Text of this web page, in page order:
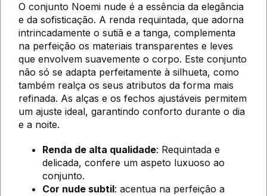
O conjunto Noemi nude é a essência da elegância
e da sofisticação. A renda requintada, que adorna
intrincadamente o sutiã e a tanga, complementa
na perfeição os materiais transparentes e leves
que envolvem suavemente o corpo. Este conjunto
não só se adapta perfeitamente à silhueta, como
também realça os seus atributos da forma mais
refinada. As alças e os fechos ajustáveis permitem
um ajuste ideal, garantindo conforto durante o dia
e a noite.
Renda de alta qualidade: Requintada e
delicada, confere um aspeto luxuoso ao
conjunto.
Cor nude subtil: acentua na perfeição a